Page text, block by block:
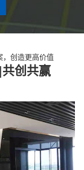
创造更高价值
创共赢